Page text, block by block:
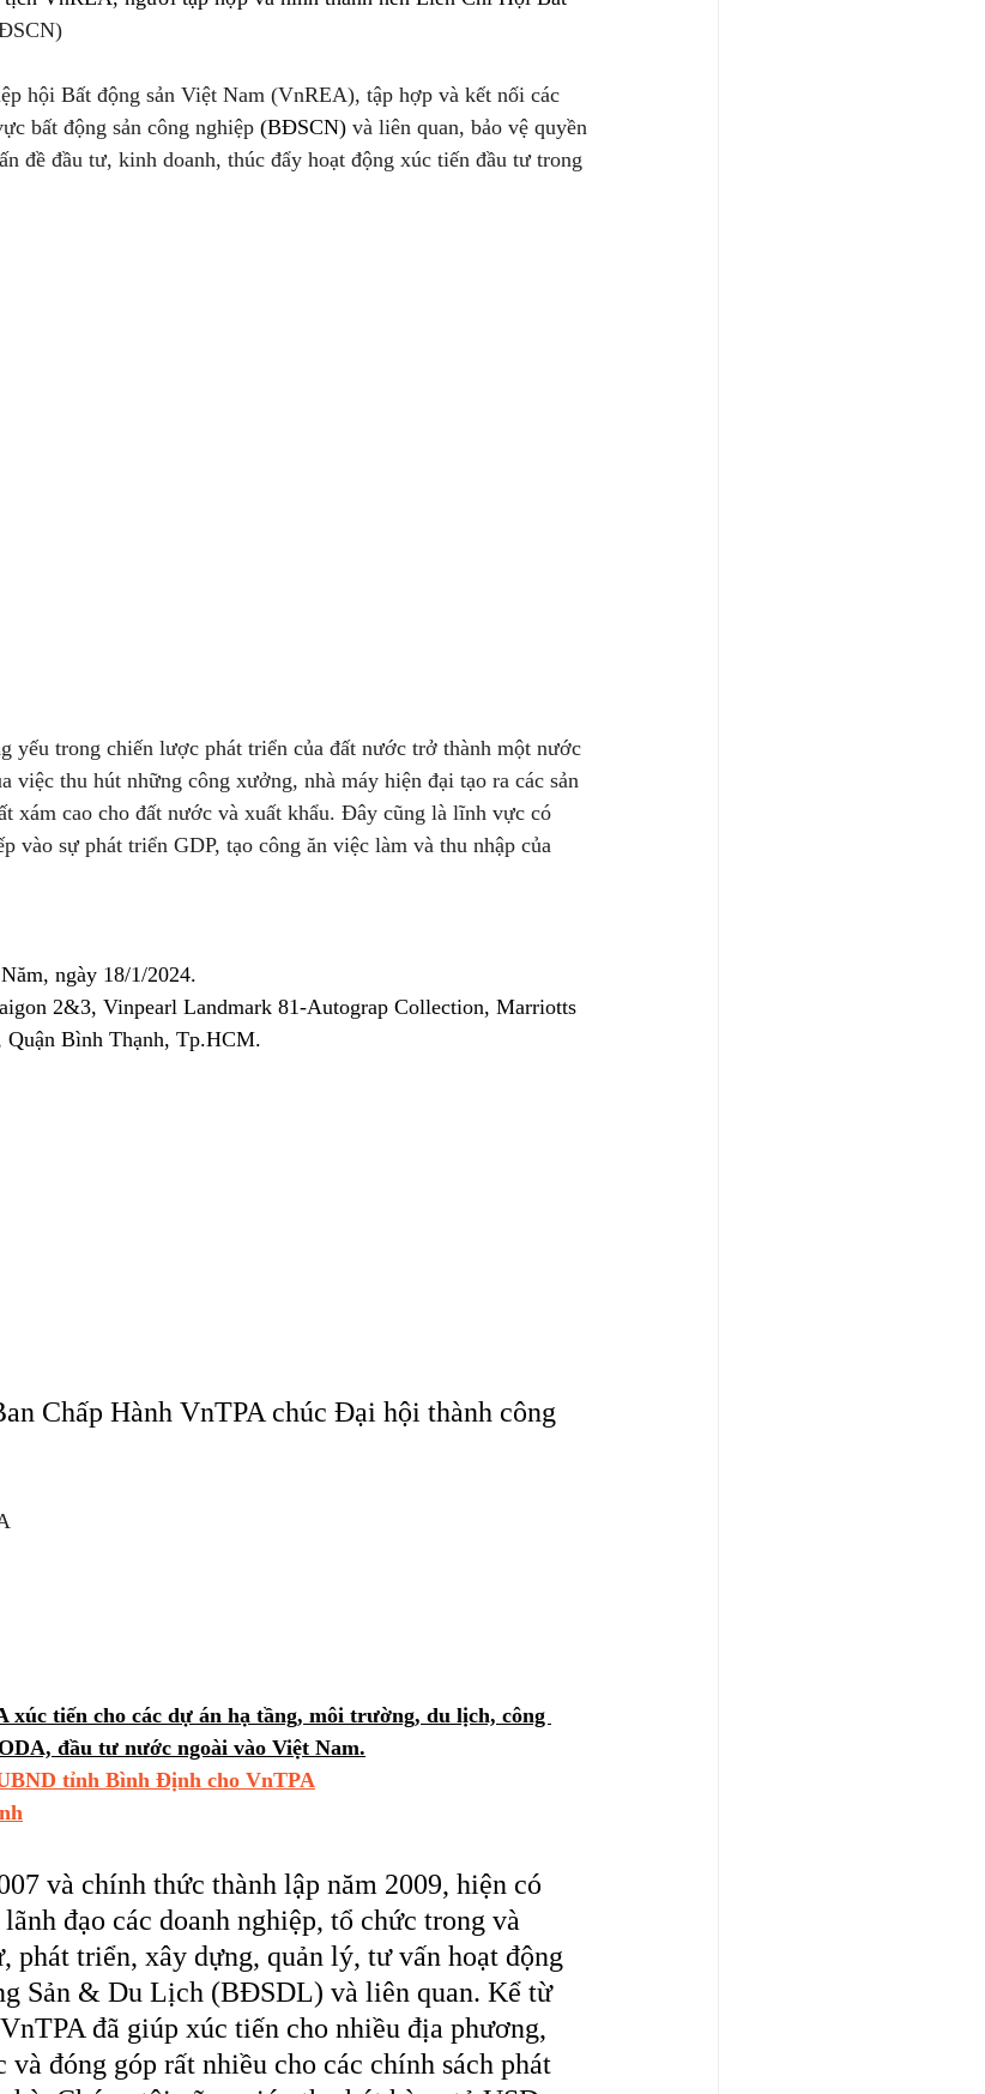
hội Bất động sản Việt Nam (VnREA), tập hợp và kết nối các
bất động sản công nghiệp (BĐSCN) và liên quan, bảo vệ quyền
đề đầu tư, kinh doanh, thúc đẩy hoạt động xúc tiến đầu tư trong
yếu trong chiến lược phát triển của đất nước trở thành một nước
việc thu hút những công xưởng, nhà máy hiện đại tạo ra các sản
xám cao cho đất nước và xuất khẩu. Đây cũng là lĩnh vực có
vào sự phát triển GDP, tạo công ăn việc làm và thu nhập của
ngày 18/1/2024.
2&3, Vinpearl Landmark 81-Autograp Collection, Marriotts
Bình Thạnh, Tp.HCM.
Chấp Hành VnTPA chúc Đại hội thành công
xúc tiến cho các dự án hạ tầng, môi trường, du lịch, công
đầu tư nước ngoài vào Việt Nam.
tỉnh Bình Định cho VnTPA
và chính thức thành lập năm 2009, hiện có
đạo các doanh nghiệp, tổ chức trong và
phát triển, xây dựng, quản lý, tư vấn hoạt động
Sản & Du Lịch (BĐSDL) và liên quan. Kể từ
đã giúp xúc tiến cho nhiều địa phương,
đóng góp rất nhiều cho các chính sách phát